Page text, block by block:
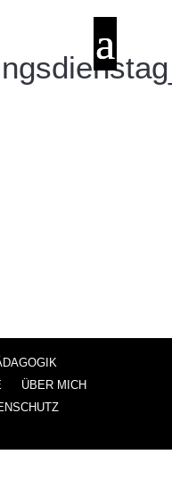
ÜBER MICH